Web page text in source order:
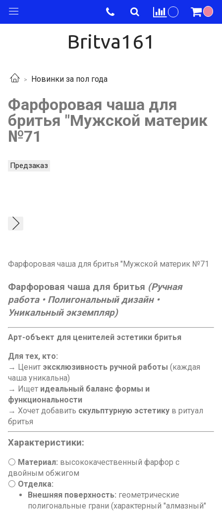
Britva161
Новинки за пол года
Фарфоровая чаша для
бритья "Мужской материк
№71
Предзаказ
Фарфоровая чаша для бритья "Мужской материк №71
Фарфоровая чаша для бритья (Ручная
работа • Полигональный дизайн •
Уникальный экземпляр)
Арт-объект для ценителей эстетики бритья
Для тех, кто:
→ Ценит эксклюзивность ручной работы (каждая
чаша уникальна)
→ Ищет идеальный баланс формы и
функциональности
→ Хочет добавить скульптурную эстетику в ритуал
бритья
Характеристики:
⚪ Материал: высококачественный фарфор с
двойным обжигом
⚪ Отделка:
Внешняя поверхность: геометрические
полигональные грани (характерный "алмазный"